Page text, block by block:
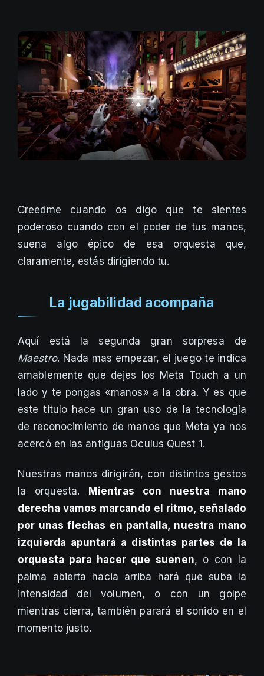
Creedme cuando os digo que te sientes
poderoso cuando con el poder de tus manos,
suena algo épico de esa orquesta que,
claramente, estás dirigiendo tu.
La jugabilidad acompaña
Aquí está la segunda gran sorpresa de
Maestro. Nada mas empezar, el juego te indica
amablemente que dejes los Meta Touch a un
lado y te pongas «manos» a la obra. Y es que
este titulo hace un gran uso de la tecnología
de reconocimiento de manos que Meta ya nos
acercó en las antiguas Oculus Quest 1.
Nuestras manos dirigirán, con distintos gestos
la orquesta.
Mientras con nuestra mano
derecha vamos marcando el ritmo, señalado
por unas flechas en pantalla, nuestra mano
izquierda apuntará a distintas partes de la
orquesta para hacer que suenen, o con la
palma abierta hacia arriba hará que suba la
intensidad del volumen, o con un golpe
mientras cierra, también parará el sonido en el
momento justo.